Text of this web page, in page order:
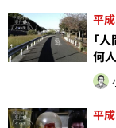
平
「
何
平